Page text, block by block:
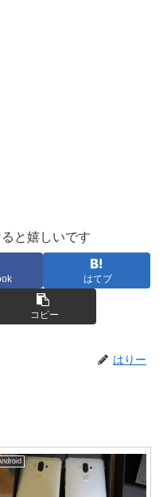
と嬉しいです
はてブ
コピー
はりー